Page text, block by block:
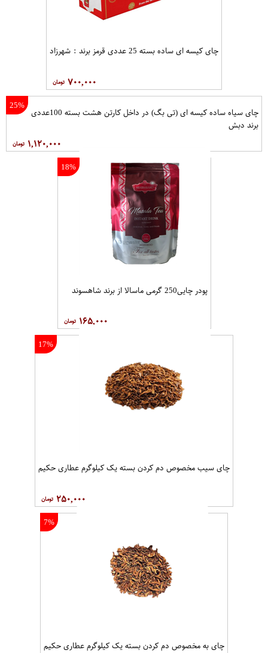
چای کیسه ای ساده بسته 25 عددی قرمز برند : شهرزاد
۷۰۰,۰۰۰
25%
چای سیاه ساده کیسه ای (تی بگ) در داخل کارتن هشت بسته 100عددی
برند دبش
۱,۱۲۰,۰۰۰
18%
پودر چایی250 گرمی ماسالا از برند شاهسوند
۱۶۵,۰۰۰
17%
چای سیب مخصوص دم کردن بسته یک کیلوگرم عطاری حکیم
۲۵۰,۰۰۰
7%
چای به مخصوص دم کردن بسته یک کیلوگرم عطاری حکیم